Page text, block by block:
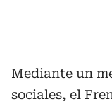
Mediante un
sociales, el